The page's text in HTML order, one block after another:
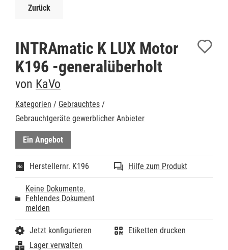
Zurück
INTRAmatic K LUX Motor
K196 -generalüberholt
von KaVo
Kategorien / Gebrauchtes /
Gebrauchtgeräte gewerblicher Anbieter
Ein Angebot
Herstellernr. K196 Hilfe zum Produkt
Keine Dokumente.
Fehlendes Dokument
melden
Jetzt konfigurieren
Lager verwalten
Etiketten drucken